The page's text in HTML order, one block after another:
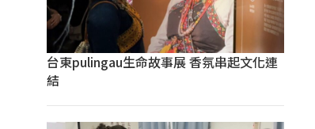
台東pulingau生命故事展 香氛串起文化連
結